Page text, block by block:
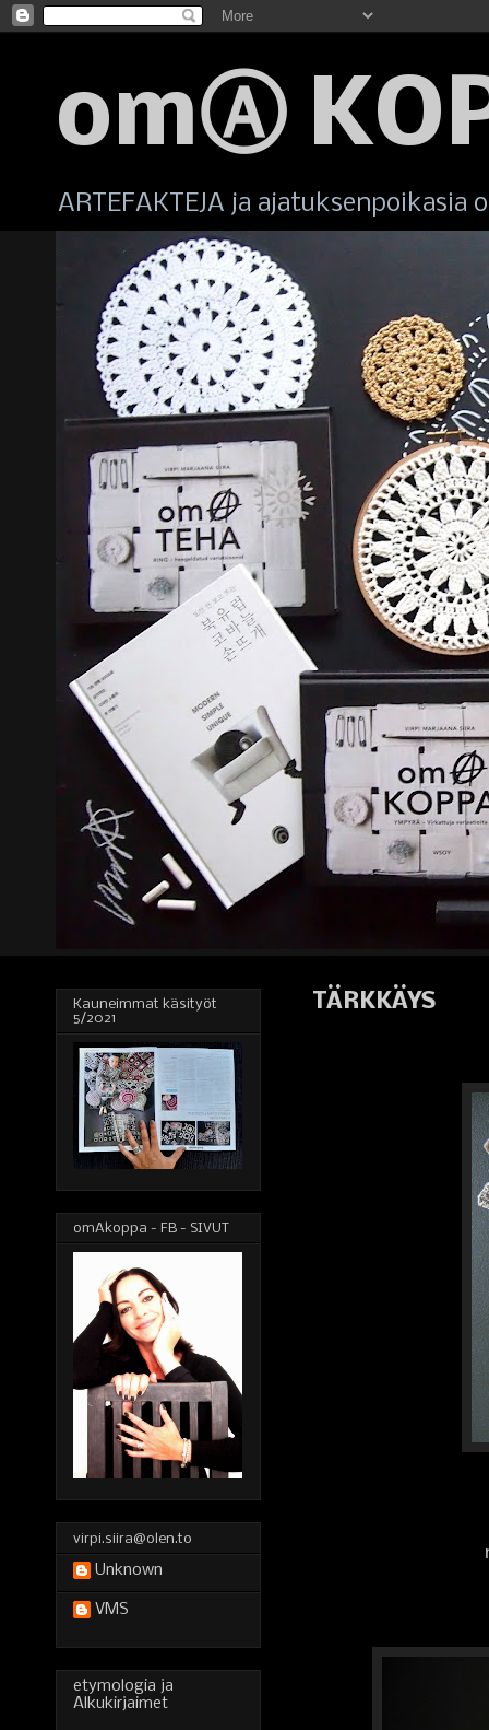
omⒶ
ARTEFAKTEJA ja
TÄRKKÄYS
Kauneimmat käsityöt
5/2021
omAkoppa - FB - SIVUT
virpi.siira@olen.to
Unknown
VMS
etymologia ja
Alkukirjaimet